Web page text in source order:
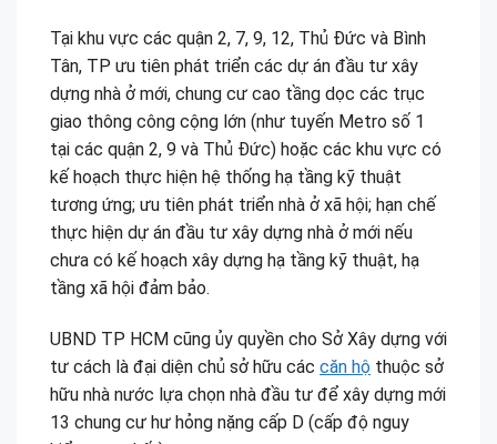
Tại khu vực các quận 2, 7, 9, 12, Thủ Đức và Bình
Tân, TP ưu tiên phát triển các dự án đầu tư xây
dựng nhà ở mới, chung cư cao tầng dọc các trục
giao thông công cộng lớn (như tuyến Metro số 1
tại các quận 2, 9 và Thủ Đức) hoặc các khu vực có
kế hoạch thực hiện hệ thống hạ tầng kỹ thuật
tương ứng; ưu tiên phát triển nhà ở xã hội; hạn chế
thực hiện dự án đầu tư xây dựng nhà ở mới nếu
chưa có kế hoạch xây dựng hạ tầng kỹ thuật, hạ
tầng xã hội đảm bảo.
UBND TP HCM cũng ủy quyền cho Sở Xây dựng với
tư cách là đại diện chủ sở hữu các căn hộ thuộc sở
hữu nhà nước lựa chọn nhà đầu tư để xây dựng mới
13 chung cư hư hỏng nặng cấp D (cấp độ nguy